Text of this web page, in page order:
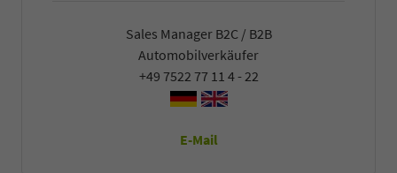
Sales Manager B2C / B2B
Automobilverkäufer
+49 7522 77 11 4 - 22
E-Mail